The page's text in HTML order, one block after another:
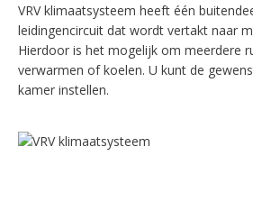
VRV klimaatsysteem heeft één
leidingencircuit dat wordt vertakt naar
Hierdoor is het mogelijk om meerdere
verwarmen of koelen. U kunt de
kamer instellen.